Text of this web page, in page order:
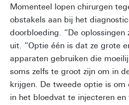
Momenteel lopen chirurgen
obstakels aan bij het
doorbloeding. “De
uit. “Optie één is dat ze grote
apparaten gebruiken die
soms zelfs te groot zijn om in
krijgen. De tweede optie is om
in het bloedvat te injecteren